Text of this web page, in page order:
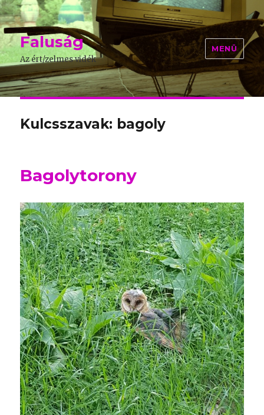
Faluság
Az ért/zelmes vidék
MENÜ
Kulcsszavak: bagoly
Bagolytorony